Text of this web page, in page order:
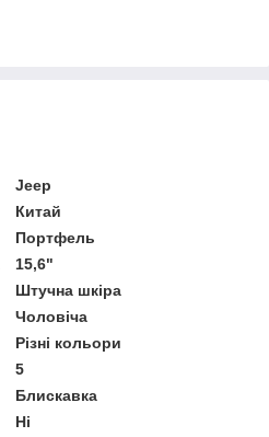
Jeep
Китай
Портфель
15,6"
Штучна шкіра
Чоловіча
Різні кольори
5
Блискавка
Ні